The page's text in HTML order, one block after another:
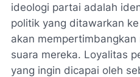
ideologi partai adalah
politik yang ditawarkan
akan
suara mereka. Loyalitas
yang ingin dicapai oleh